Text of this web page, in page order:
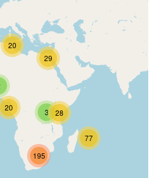
20
3
77
29
28
195
20